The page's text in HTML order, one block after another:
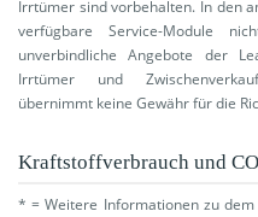
Irrtümer sind vorbehalten. In den
verfügbare Service-Module
unverbindliche Angebote der
Irrtümer und
übernimmt keine Gewähr für die
Kraftstoffverbrauch und
* = Weitere Informationen zu